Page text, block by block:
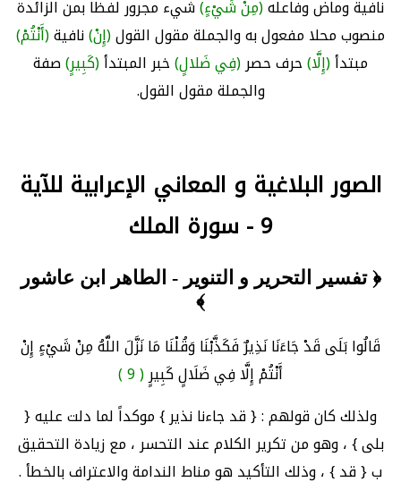
نافية وماض وفاعله(مِنْ شَيْءٍ)شيء مجرور لفظا بمن الزائدة
منصوب محلا مفعول به والجملة مقول القول(إِنْ)نافية(أَنْتُمْ)
مبتدأ(إِلَّا)حرف حصر(فِي ضَلالٍ)خبر المبتدأ(كَبِيرٍ)صفة
والجملة مقول القول.
الصور البلاغية و المعاني الإعرابية للآية
9 - سورة الملك
﴿ تفسير التحرير و التنوير - الطاهر ابن عاشور
﴾
قَالُوا بَلَى قَدْ جَاءَنَا نَذِيرٌ فَكَذَّبْنَا وَقُلْنَا مَا نَزَّلَ اللَّهُ مِنْ شَيْءٍ إِنْ
أَنْتُمْ إِلَّا فِي ضَلَالٍ كَبِيرٍ( 9 )
ولذلك كان قولهم : { قد جاءنا نذير } موكداً لما دلت عليه {
بلى } ، وهو من تكرير الكلام عند التحسر ، مع زيادة التحقيق
ب { قد } ، وذلك التأكيد هو مناط الندامة والاعتراف بالخطأ .